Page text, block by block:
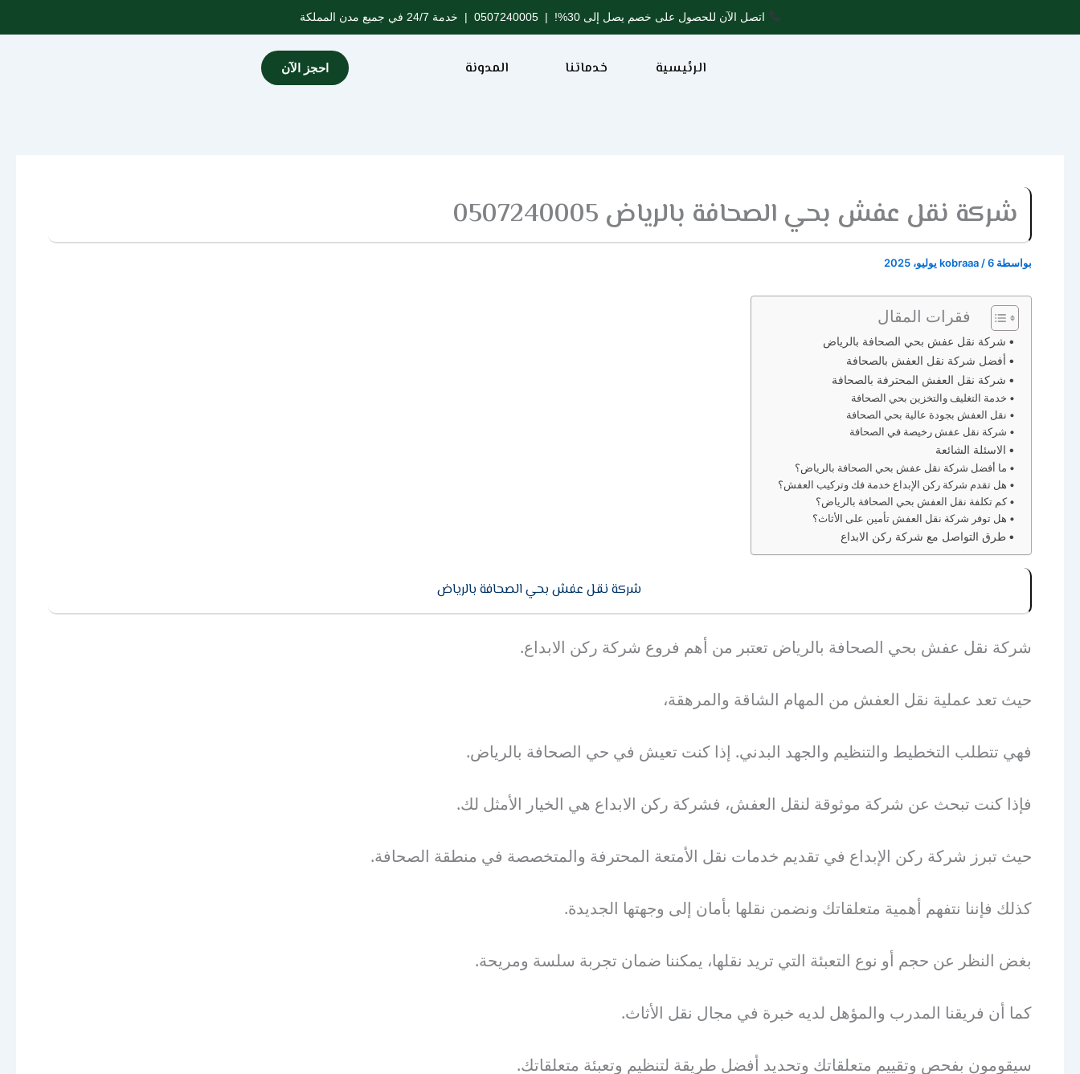
إلى
اتصل الآن للحصول على خصم يصل إلى 30%! | 0507240005 | خدمة 24/7 في جميع مدن المملكة
الرئيسية خدماتنا المدونة احجز الآن
شركة نقل عفش بحي الصحافة بالرياض 0507240005
بواسطة kobraaa /6 يوليو، 2025
فقرات المقال
شركة نقل عفش بحي الصحافة بالرياض
أفضل شركة نقل العفش بالصحافة
شركة نقل العفش المحترفة بالصحافة
خدمة التغليف والتخزين بحي الصحافة
نقل العفش بجودة عالية بحي الصحافة
شركة نقل عفش رخيصة في الصحافة
الاسئلة الشائعة
ما أفضل شركة نقل عفش بحي الصحافة بالرياض؟
هل تقدم شركة ركن الإبداع خدمة فك وتركيب العفش؟
كم تكلفة نقل العفش بحي الصحافة بالرياض؟
هل توفر شركة نقل العفش تأمين على الأثاث؟
طرق التواصل مع شركة ركن الابداع
شركة نقل عفش بحي الصحافة بالرياض
شركة نقل عفش بحي الصحافة بالرياض تعتبر من أهم فروع شركة ركن الابداع.
حيث تعد عملية نقل العفش من المهام الشاقة والمرهقة،
فهي تتطلب التخطيط والتنظيم والجهد البدني. إذا كنت تعيش في حي الصحافة بالرياض.
فإذا كنت تبحث عن شركة موثوقة لنقل العفش، فشركة ركن الابداع هي الخيار الأمثل لك.
حيث تبرز شركة ركن الإبداع في تقديم خدمات نقل الأمتعة المحترفة والمتخصصة في منطقة الصحافة.
كذلك فإننا نتفهم أهمية متعلقاتك ونضمن نقلها بأمان إلى وجهتها الجديدة.
بغض النظر عن حجم أو نوع التعبئة التي تريد نقلها، يمكننا ضمان تجربة سلسة ومريحة.
كما أن فريقنا المدرب والمؤهل لديه خبرة في مجال نقل الأثاث.
سيقومون بفحص وتقييم متعلقاتك وتحديد أفضل طريقة لتنظيم وتعبئة متعلقاتك.